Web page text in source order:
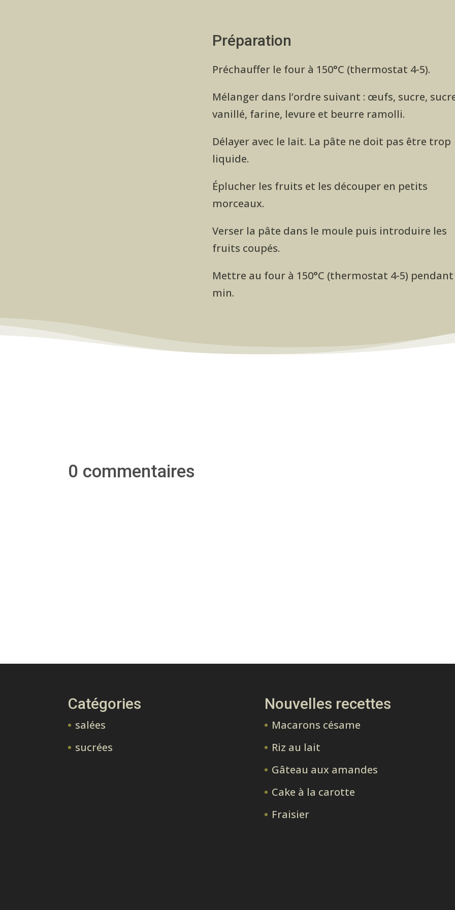
Préparation
Préchauffer le four à 150°C (thermostat 4-5).
Mélanger dans l’ordre suivant : œufs, sucre,
vanillé, farine, levure et beurre ramolli.
Délayer avec le lait. La pâte ne doit pas être trop
liquide.
Éplucher les fruits et les découper en petits
morceaux.
Verser la pâte dans le moule puis introduire les
fruits coupés.
Mettre au four à 150°C (thermostat 4-5) pendant
min.
0 commentaires
Catégories
salées
sucrées
Nouvelles recettes
Macarons césame
Riz au lait
Gâteau aux amandes
Cake à la carotte
Fraisier